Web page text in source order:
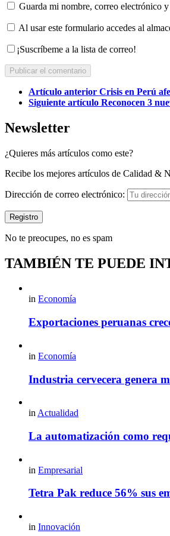
Guarda mi nombre, correo electrónico
Al usar este formulario accedes al
¡Suscríbeme a la lista de correo!
Publicar el comentario
Artículo anterior Crisis en Perú
Siguiente artículo Reconocen 3
Newsletter
¿Quieres más artículos como este?
Recibe los mejores artículos de Calidad &
Dirección de correo electrónico:
No te preocupes, no es spam
TAMBIÉN TE PUEDE
in Economía
Exportaciones peruanas
in Economía
Industria cervecera genera
in Actualidad
La automatización como
in Empresarial
Tetra Pak reduce 56% sus
in Innovación